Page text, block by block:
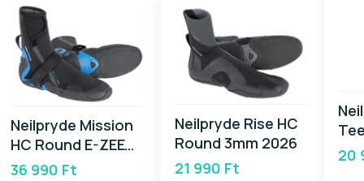
Neilpryde Mission
HC Round E-ZEE
7mm 2026
36 990 Ft
Neilpryde Rise HC
Round 3mm 2026
21 990 Ft
20